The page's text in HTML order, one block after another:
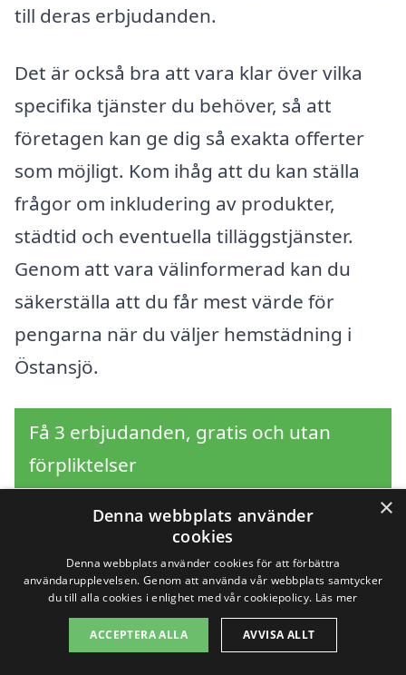
till deras erbjudanden.
Det är också bra att vara klar över vilka
specifika tjänster du behöver, så att
företagen kan ge dig så exakta offerter
som möjligt. Kom ihåg att du kan ställa
frågor om inkludering av produkter,
städtid och eventuella tilläggstjänster.
Genom att vara välinformerad kan du
säkerställa att du får mest värde för
pengarna när du väljer hemstädning i
Östansjö.
Få 3 erbjudanden, gratis och utan
förpliktelser
Sök efter en
professionell för
hemstädning i andra
×
Denna webbplats använder
cookies
Denna webbplats använder cookies för att förbättra
användarupplevelsen. Genom att använda vår webbplats samtycker
du till alla cookies i enlighet med vår cookiepolicy. Läs mer
ACCEPTERA ALLA AVVISA ALLT